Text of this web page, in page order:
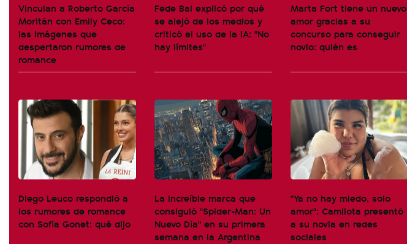
Vinculan a Roberto García
Moritán con Emily Ceco:
las imágenes que
despertaron rumores de
romance
Fede Bal explicó por qué
se alejó de los medios y
criticó el uso de la IA: "No
hay límites"
Marta Fort tiene un nuevo
amor gracias a su
concurso para conseguir
novio: quién es
Diego Leuco respondió a
los rumores de romance
con Sofía Gonet: qué dijo
La increíble marca que
consiguió "Spider-Man: Un
Nuevo Día" en su primera
semana en la Argentina
"Ya no hay miedo, solo
amor": Camilota presentó
a su novia en redes
sociales